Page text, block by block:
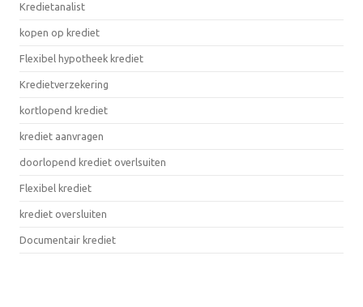
Kredietanalist
kopen op krediet
Flexibel hypotheek krediet
Kredietverzekering
kortlopend krediet
krediet aanvragen
doorlopend krediet overlsuiten
Flexibel krediet
krediet oversluiten
Documentair krediet